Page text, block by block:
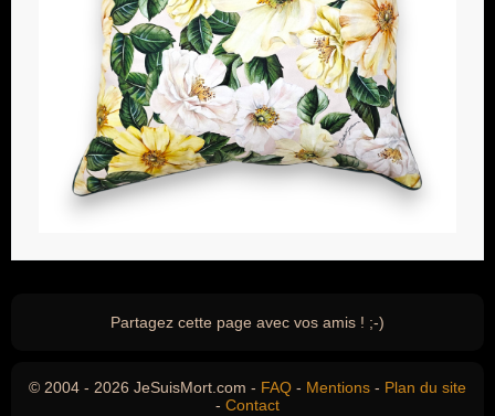
Partagez cette page avec vos amis ! ;-)
© 2004 - 2026 JeSuisMort.com - FAQ - Mentions - Plan du site
- Contact